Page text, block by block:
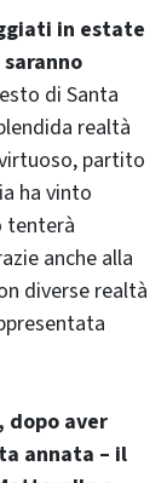
in estate
di Santa
realtà
partito
ha vinto
tenterà
anche alla
diverse realtà
dopo aver
annata – il